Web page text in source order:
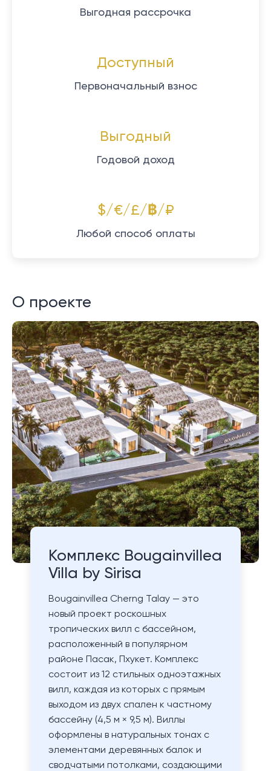
Выгодная рассрочка
Доступный
Первоначальный взнос
Выгодный
Годовой доход
$/€/£/฿/₽
Любой способ оплаты
О проекте
Комплекс Bougainvillea
Villa by Sirisa
Bougainvillea Cherng Talay — это
новый проект роскошных
тропических вилл с бассейном,
расположенный в популярном
районе Пасак, Пхукет. Комплекс
состоит из 12 стильных одноэтажных
вилл, каждая из которых с прямым
выходом из двух спален к частному
бассейну (4,5 м × 9,5 м). Виллы
оформлены в натуральных тонах с
элементами деревянных балок и
сводчатыми потолками, создающими